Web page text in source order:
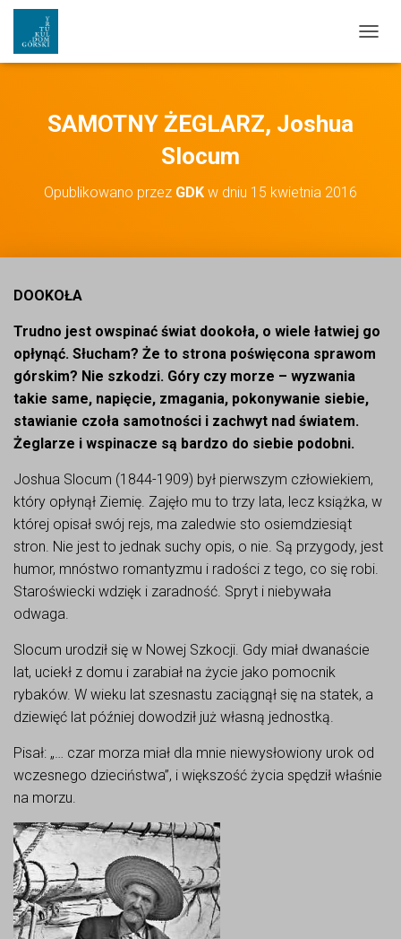
SAMOTNY ŻEGLARZ, Joshua
Slocum
Opublikowano przez GDK w dniu 15 kwietnia 2016
DOOKOŁA
Trudno jest owspinać świat dookoła, o wiele łatwiej go
opłynąć. Słucham? Że to strona poświęcona sprawom
górskim? Nie szkodzi. Góry czy morze – wyzwania
takie same, napięcie, zmagania, pokonywanie siebie,
stawianie czoła samotności i zachwyt nad światem.
Żeglarze i wspinacze są bardzo do siebie podobni.
Joshua Slocum (1844-1909) był pierwszym człowiekiem,
który opłynął Ziemię. Zajęło mu to trzy lata, lecz książka, w
której opisał swój rejs, ma zaledwie sto osiemdziesiąt
stron. Nie jest to jednak suchy opis, o nie. Są przygody, jest
humor, mnóstwo romantyzmu i radości z tego, co się robi.
Staroświecki wdzięk i zaradność. Spryt i niebywała
odwaga.
Slocum urodził się w Nowej Szkocji. Gdy miał dwanaście
lat, uciekł z domu i zarabiał na życie jako pomocnik
rybaków. W wieku lat szesnastu zaciągnął się na statek, a
dziewięć lat później dowodził już własną jednostką.
Pisał: „… czar morza miał dla mnie niewysłowiony urok od
wczesnego dzieciństwa”, i większość życia spędził właśnie
na morzu.